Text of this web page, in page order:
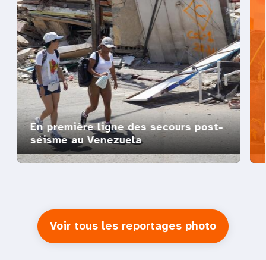
En première ligne des secours post-
séisme au Venezuela
Voir tous les reportages photo